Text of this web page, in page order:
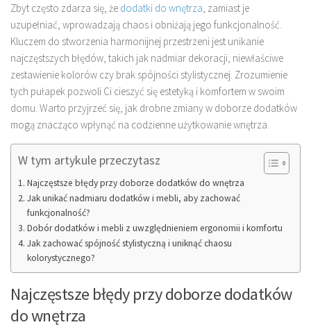
Zbyt często zdarza się, że dodatki do wnętrza , zamiast je
uzupełniać, wprowadzają chaos i obniżają jego funkcjonalność.
Kluczem do stworzenia harmonijnej przestrzeni jest unikanie
najczęstszych błędów, takich jak nadmiar dekoracji, niewłaściwe
zestawienie kolorów czy brak spójności stylistycznej. Zrozumienie
tych pułapek pozwoli Ci cieszyć się estetyką i komfortem w swoim
domu. Warto przyjrzeć się, jak drobne zmiany w doborze dodatków
mogą znacząco wpłynąć na codzienne użytkowanie wnętrza.
W tym artykule przeczytasz
Najczęstsze błędy przy doborze dodatków do wnętrza
Jak unikać nadmiaru dodatków i mebli, aby zachować
funkcjonalność?
Dobór dodatków i mebli z uwzględnieniem ergonomii i komfortu
Jak zachować spójność stylistyczną i uniknąć chaosu
kolorystycznego?
Najczęstsze błędy przy doborze dodatków
do wnętrza